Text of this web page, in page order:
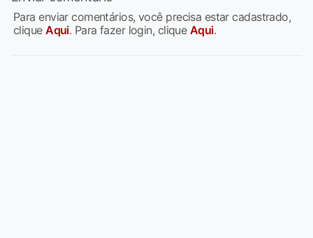
Para enviar comentários, você precisa estar cadastrado,
cliqueAqui. Para fazer login, clique Aqui.